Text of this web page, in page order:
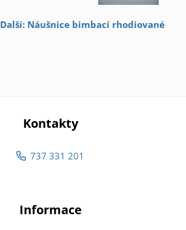
Další: Náušnice bimbací rhodiované
Kontakty
737 331 201
Informace